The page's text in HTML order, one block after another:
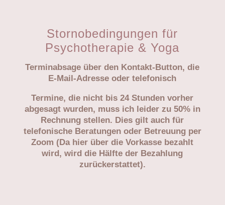
Stornobedingungen für
Psychotherapie & Yoga
Terminabsage über den Kontakt-Button, die
E-Mail-Adresse oder telefonisch
Termine, die nicht bis 24 Stunden vorher
abgesagt wurden, muss ich leider zu 50% in
Rechnung stellen. Dies gilt auch für
telefonische Beratungen oder Betreuung per
Zoom (Da hier über die Vorkasse bezahlt
wird, wird die Hälfte der Bezahlung
zurückerstattet).